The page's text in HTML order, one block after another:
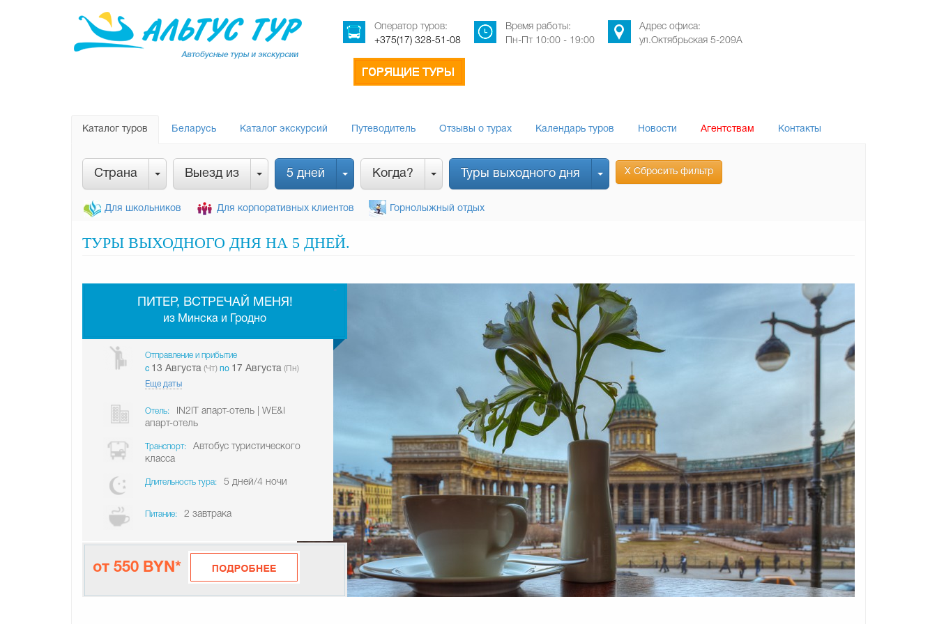
Оператор туров:
+375(17) 328-51-08
Время работы:
Пн-Пт 10:00 - 19:00
Адрес офиса:
ул.Октябрьская 5-209А
Каталог туров Беларусь Каталог экскурсий Путеводитель Отзывы о турах Календарь туров Новости Агентствам Контакты
Страна Выезд из 5 дней Когда? Туры выходного дня Х Сбросить фильтр
Для школьников Для корпоративных клиентов Горнолыжный отдых
ТУРЫ ВЫХОДНОГО ДНЯ НА 5 ДНЕЙ.
ПИТЕР, ВСТРЕЧАЙ МЕНЯ!
из Минска и Гродно
Отправление и прибытие
c 13 Августа (Чт) по 17 Августа (Пн)
Еще даты
Отель:
IN2IT апарт-отель | WE&I
апарт-отель
Транспорт:
Автобус туристического
класса
Длительность тура: 5 дней/4 ночи
Питание: 2 завтрака
от 550 BYN*
-